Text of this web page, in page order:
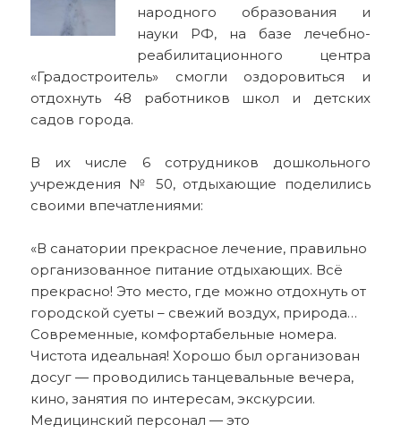
народного образования и
науки РФ, на базе лечебно-
реабилитационного центра
«Градостроитель» смогли оздоровиться и
отдохнуть 48 работников школ и детских
садов города.
В их числе 6 сотрудников дошкольного
учреждения № 50, отдыхающие поделились
своими впечатлениями:
«В санатории прекрасное лечение, правильно
организованное питание отдыхающих. Всё
прекрасно! Это место, где можно отдохнуть от
городской суеты – свежий воздух, природа…
Современные, комфортабельные номера.
Чистота идеальная! Хорошо был организован
досуг — проводились танцевальные вечера,
кино, занятия по интересам, экскурсии.
Медицинский персонал — это